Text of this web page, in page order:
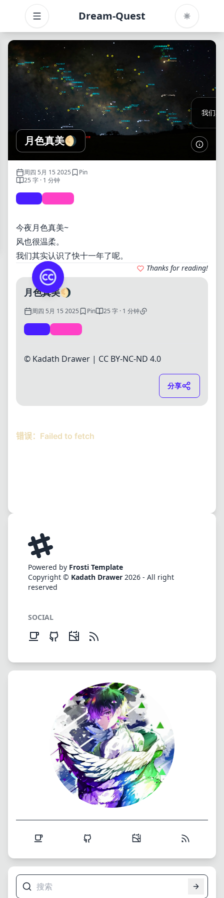
Toggle menu Dream-Quest
月色真美🌖 了解更
我们
周四 5月 15 2025
Pin
25 字 · 1 分钟
今夜月色真美~
风也很温柔。
我们其实认识了快十一年了呢。
Thanks for reading!
月色真美🌖
周四 5月 15 2025 Pin 25 字 · 1 分钟
© Kadath Drawer | CC BY-NC-ND 4.0
分享
Powered by Frosti Template
Copyright © Kadath Drawer 2026 - All right
reserved
SOCIAL